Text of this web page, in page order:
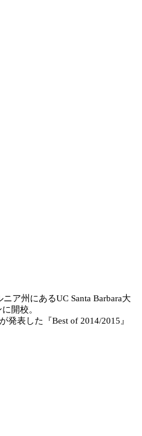
ア州にあるUC Santa Barbara大
開校。
表した『Best of 2014/2015』